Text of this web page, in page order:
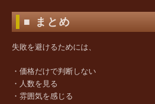
■ まとめ
失敗を避けるためには、
・価格だけで判断しない
・人数を見る
・雰囲気を感じる